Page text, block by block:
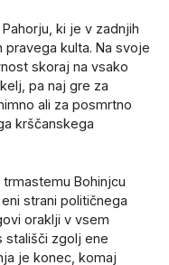
ki je v zadnjih
kulta. Na svoje
skoraj na vsako
pa naj gre za
ali za posmrtno
krščanskega
Bohinjcu
strani političnega
oraklji v vsem
stališči zgolj ene
je konec, komaj